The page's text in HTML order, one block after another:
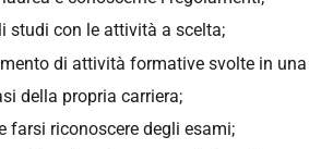
studi con le attività a scelta;
di attività formative svolte in
della propria carriera;
farsi riconoscere degli esami;